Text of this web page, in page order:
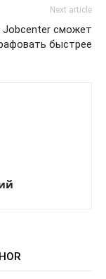
Next article
сможет
быстрее